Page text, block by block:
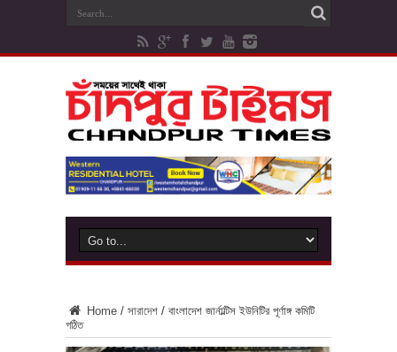
Home / সারাদেশ / বাংলাদেশ জার্নাল্টিস ইউনিটির পূর্ণাঙ্গ কমিটি
গঠিত